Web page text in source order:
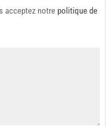
acceptez notre politique de